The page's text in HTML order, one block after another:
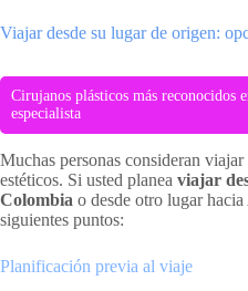
Viajar desde su lugar de origen:
Cirujanos plásticos más
especialista
Muchas personas consideran
estéticos. Si usted planea viajar
Colombia o desde otro lugar
siguientes puntos:
Planificación previa al viaje